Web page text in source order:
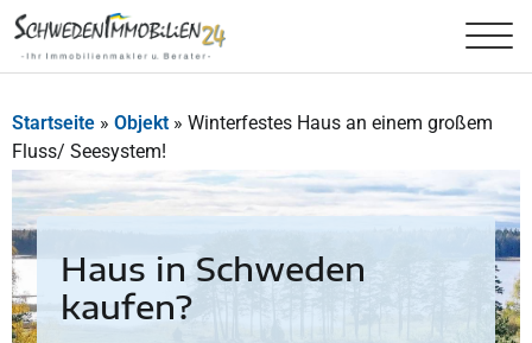
Startseite » Objekt » Winterfestes Haus an einem großem
Fluss/ Seesystem!
Haus in Schweden
kaufen?